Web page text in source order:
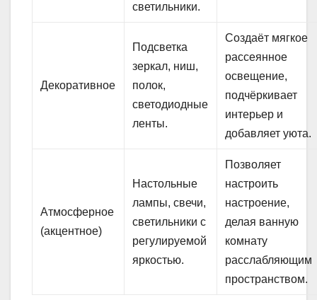
светильники.
Декоративное
Подсветка
зеркал, ниш,
полок,
светодиодные
ленты.
Создаёт мягкое
рассеянное
освещение,
подчёркивает
интерьер и
добавляет уюта.
Атмосферное
(акцентное)
Настольные
лампы, свечи,
светильники с
регулируемой
яркостью.
Позволяет
настроить
настроение,
делая ванную
комнату
расслабляющим
пространством.